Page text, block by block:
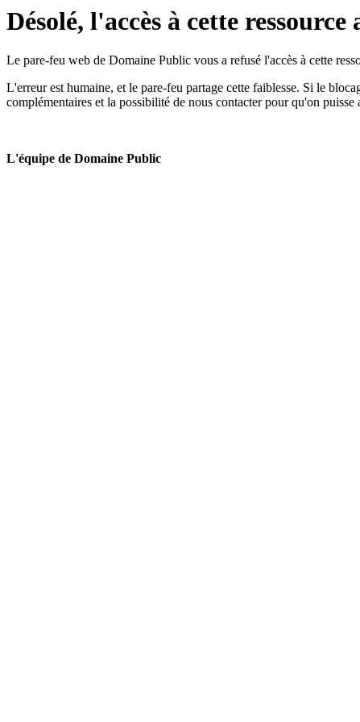
Désolé, l'accès à cette ressource
Le pare-feu web de Domaine Public vous a refusé l'accès à cette
L'erreur est humaine, et le pare-feu partage cette faiblesse. Si le
complémentaires et la possibilité de nous contacter pour qu'on puisse
L'équipe de Domaine Public